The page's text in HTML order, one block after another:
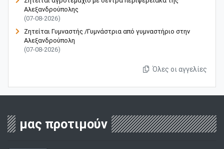
Αλεξανδρούπολης
(07-08-2026)
Ζητείται Γυμναστής /Γυμνάστρια από γυμναστήριο στην
Αλεξανδρούπολη
(07-08-2026)
Όλες οι αγγελίες
μας προτιμούν